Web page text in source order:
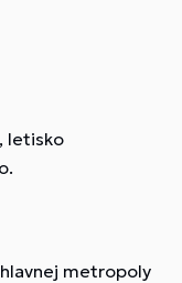
letisko
metropoly